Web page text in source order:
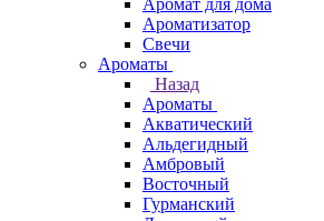
Аромат для дома
Ароматизатор
Свечи
Ароматы
Назад
Ароматы
Акватический
Альдегидный
Амбровый
Восточный
Гурманский